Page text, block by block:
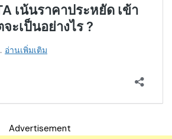
Advertisement